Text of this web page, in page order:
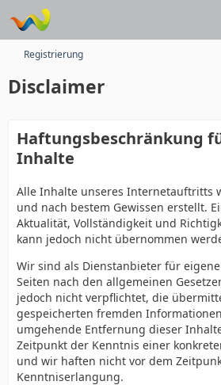
Registrierung
Disclaimer
Haftungsbeschränkung
Inhalte
Alle Inhalte unseres Internetauftritts
und nach bestem Gewissen erstellt.
Aktualität, Vollständigkeit und
kann jedoch nicht übernommen
Wir sind als Dienstanbieter für
Seiten nach den allgemeinen
jedoch nicht verpflichtet, die
gespeicherten fremden
umgehende Entfernung dieser
Zeitpunkt der Kenntnis einer
und wir haften nicht vor dem
Kenntniserlangung.